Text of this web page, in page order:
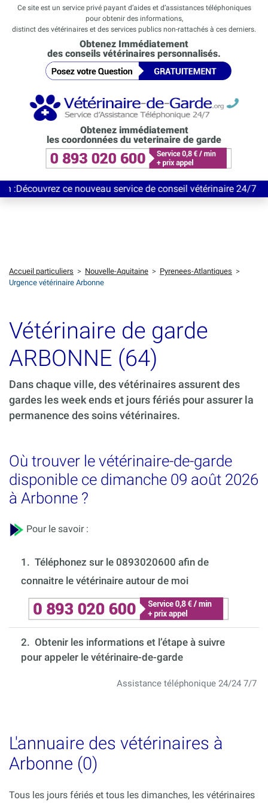
Ce site est un service privé payant d’aides et d’assistances téléphoniques
pour obtenir des informations,
distinct des vétérinaires et des services publics non-rattachés à ces derniers.
Obtenez Immédiatement
des conseils vétérinaires personnalisés.
Obtenez immédiatement
les coordonnées du veterinaire de garde
ce nouveau service de conseil vétérinaire 24/7
Accueil particuliers > Nouvelle-Aquitaine > Pyrenees-Atlantiques >
Urgence vétérinaire Arbonne
Vétérinaire de garde
ARBONNE (64)
Dans chaque ville, des vétérinaires assurent des
gardes les week ends et jours fériés pour assurer la
permanence des soins vétérinaires.
Où trouver le vétérinaire-de-garde
disponible ce dimanche 09 août 2026
à Arbonne ?
Pour le savoir :
1. Téléphonez sur le 0893020600 afin de
connaitre le vétérinaire autour de moi
2. Obtenir les informations et l’étape à suivre
pour appeler le vétérinaire-de-garde
Assistance téléphonique 24/24 7/7
L'annuaire des vétérinaires à
Arbonne (0)
Tous les jours fériés et tous les dimanches, les vétérinaires